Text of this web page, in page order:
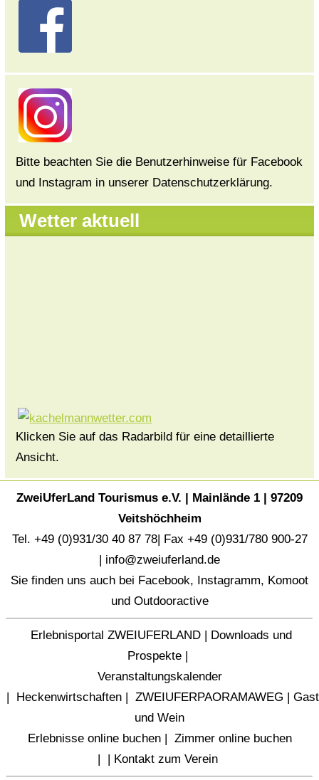
Bitte beachten Sie die Benutzerhinweise für Facebook
und Instagram in unserer Datenschutzerklärung.
Wetter aktuell
Klicken Sie auf das Radarbild für eine detaillierte
Ansicht.
ZweiUferLand Tourismus e.V. | Mainlände 1 | 97209
Veitshöchheim
Tel. +49 (0)931/30 40 87 78| Fax +49 (0)931/780 900-27
info@zweiuferland.de
Sie finden uns auch bei Facebook, Instagramm, Komoot
und Outdooractive
Erlebnisportal ZWEIUFERLAND
Downloads und
Prospekte
Veranstaltungskalender
Heckenwirtschaften| ZWEIUFERPAORAMAWEG
und Wein
Erlebnisse online buchen|
Zimmer online buchen
Kontakt zum Verein